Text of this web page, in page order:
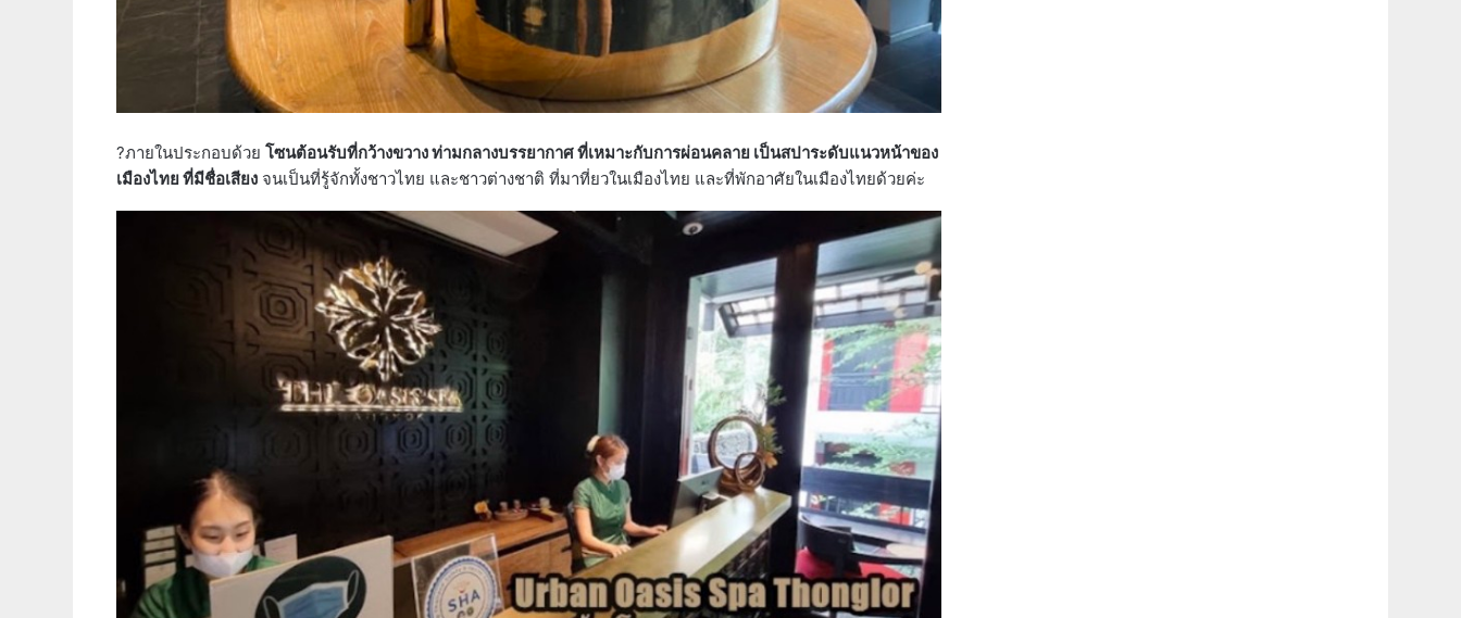
?ภายในประกอบด้วย โซนต้อนรับที่กว้างขวาง ท่ามกลางบรรยากาศ ที่เหมาะกับการผ่อนคลาย เป็นสปาระดับแนวหน้าของ
เมืองไทย ที่มีชื่อเสียง จนเป็นที่รู้จักทั้งชาวไทย และชาวต่างชาติ ที่มาที่ยวในเมืองไทย และที่พักอาศัยในเมืองไทยด้วยค่ะ